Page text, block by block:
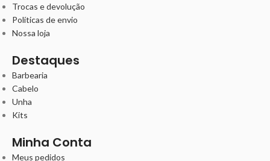
Trocas e devolução
Políticas de envio
Nossa loja
Destaques
Barbearia
Cabelo
Unha
Kits
Minha Conta
Meus pedidos